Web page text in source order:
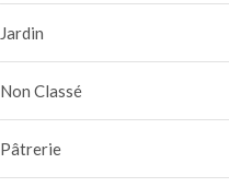
Jardin
Non Classé
Pâtrerie